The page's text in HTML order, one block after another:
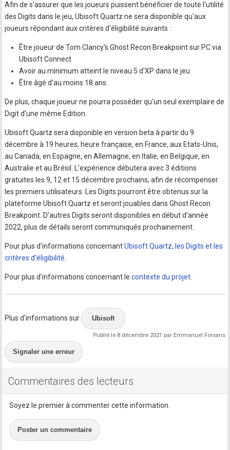
Afin de s'assurer que les joueurs puissent bénéficier de toute l'utilité
des Digits dans le jeu, Ubisoft Quartz ne sera disponible qu'aux
joueurs répondant aux critères d'éligibilité suivants :
Être joueur de Tom Clancy's Ghost Recon Breakpoint sur PC via
Ubisoft Connect
Avoir au minimum atteint le niveau 5 d'XP dans le jeu
Être âgé d'au moins 18 ans.
De plus, chaque joueur ne pourra posséder qu'un seul exemplaire de
Digit d'une même Edition.
Ubisoft Quartz sera disponible en version beta à partir du 9
décembre à 19 heures, heure française, en France, aux Etats-Unis,
au Canada, en Espagne, en Allemagne, en Italie, en Belgique, en
Australie et au Brésil. L'expérience débutera avec 3 éditions
gratuites les 9, 12 et 15 décembre prochains, afin de récompenser
les premiers utilisateurs. Les Digits pourront être obtenus sur la
plateforme Ubisoft Quartz et seront jouables dans Ghost Recon
Breakpoint. D'autres Digits seront disponibles en début d'année
2022, plus de détails seront communiqués prochainement.
Pour plus d'informations concernantUbisoft Quartz, les Digits et les
critères d'éligibilité.
Pour plus d'informations concernant lecontexte du projet.
Plus d'informations sur Ubisoft
Publié le 8 décembre 2021 par Emmanuel Forsans
Signaler une erreur
Commentaires des lecteurs
Soyez le premier à commenter cette information.
Poster un commentaire